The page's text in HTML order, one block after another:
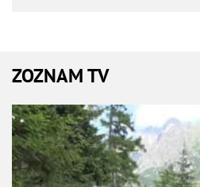
ZOZNAM TV